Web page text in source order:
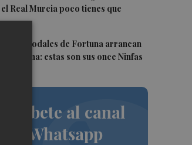
Real Murcia poco tienes que
de Sodales de Fortuna arrancan
de semana: estas son sus once Ninfas
al canal
de Whatsapp